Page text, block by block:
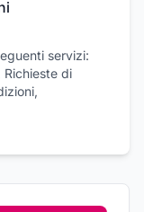
servizi:
Richieste di